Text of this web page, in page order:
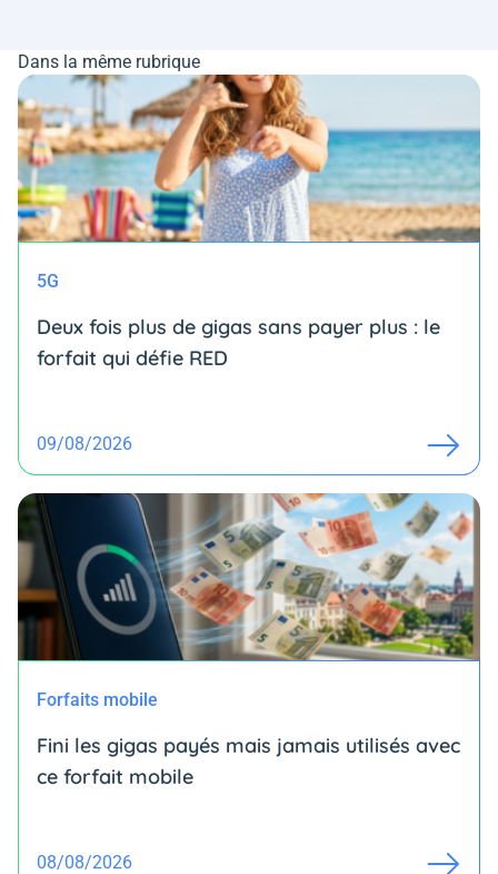
Dans la même rubrique
5G
Deux fois plus de gigas sans payer plus : le
forfait qui défie RED
09/08/2026
Forfaits mobile
Fini les gigas payés mais jamais utilisés avec
ce forfait mobile
08/08/2026